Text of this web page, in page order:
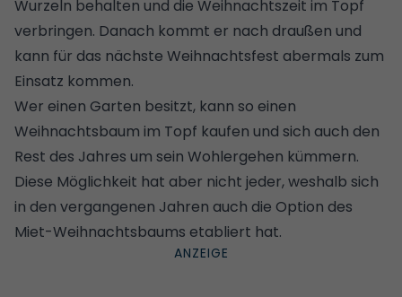
Wurzeln behalten und die Weihnachtszeit im Topf
verbringen. Danach kommt er nach draußen und
kann für das nächste Weihnachtsfest abermals zum
Einsatz kommen.
Wer einen Garten besitzt, kann so einen
Weihnachtsbaum im Topf kaufen und sich auch den
Rest des Jahres um sein Wohlergehen kümmern.
Diese Möglichkeit hat aber nicht jeder, weshalb sich
in den vergangenen Jahren auch die Option des
Miet-Weihnachtsbaums etabliert hat.